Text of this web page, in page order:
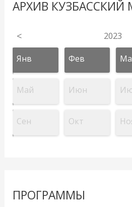
АРХИВ КУЗБАССКИЙ
< 2023
Янв Фев
Май Июн
Сен Окт
ПРОГРАММЫ